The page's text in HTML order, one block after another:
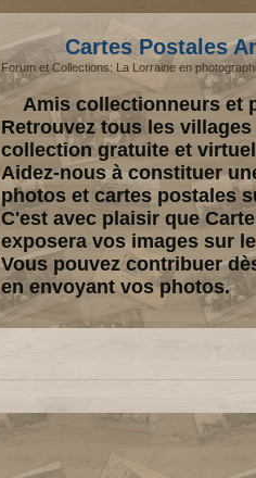
Cartes Postales
Forum et Collections: La Lorraine en
Amis collectionneurs et
Retrouvez tous les
collection gratuite et
Aidez-nous à constituer
photos et cartes postales
C'est avec plaisir que
exposera vos images sur
Vous pouvez contribuer
en envoyant vos photos.